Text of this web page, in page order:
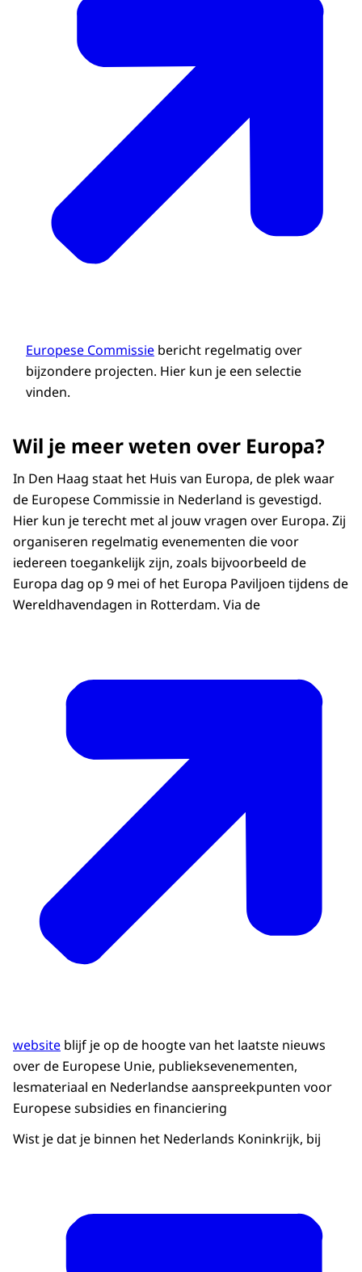
Europese Commissie bericht regelmatig over
bijzondere projecten. Hier kun je een selectie
vinden.
Wil je meer weten over Europa?
In Den Haag staat het Huis van Europa, de plek waar
de Europese Commissie in Nederland is gevestigd.
Hier kun je terecht met al jouw vragen over Europa. Zij
organiseren regelmatig evenementen die voor
iedereen toegankelijk zijn, zoals bijvoorbeeld de
Europa dag op 9 mei of het Europa Paviljoen tijdens de
Wereldhavendagen in Rotterdam. Via de
website blijf je op de hoogte van het laatste nieuws
over de Europese Unie, publieksevenementen,
lesmateriaal en Nederlandse aanspreekpunten voor
Europese subsidies en financiering
Wist je dat je binnen het Nederlands Koninkrijk, bij